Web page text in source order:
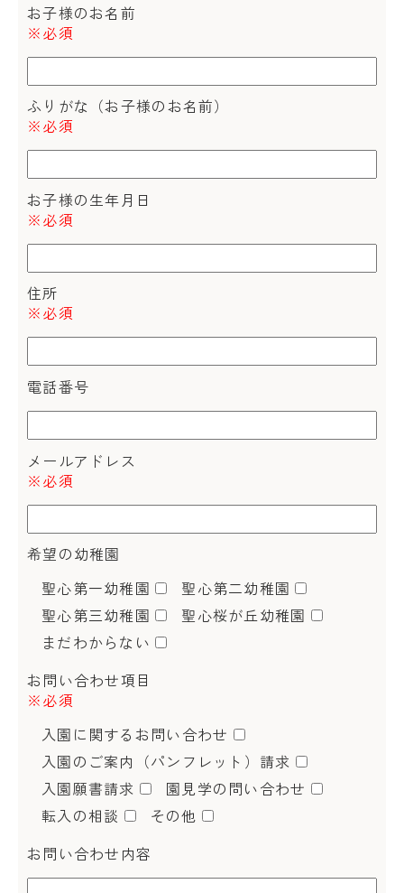
お子様のお名前
※必須
ふりがな（お子様のお名前）
※必須
お子様の生年月日
※必須
住所
※必須
電話番号
メールアドレス
※必須
希望の幼稚園
聖心第一幼稚園
聖心第二幼稚園
聖心第三幼稚園
聖心桜が丘幼稚園
まだわからない
お問い合わせ項目
※必須
入園に関するお問い合わせ
入園のご案内（パンフレット）請求
入園願書請求
園見学の問い合わせ
転入の相談
その他
お問い合わせ内容